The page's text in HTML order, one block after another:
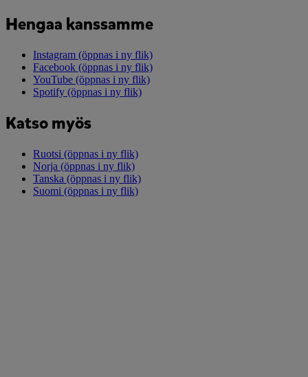
Hengaa kanssamme
Instagram (öppnas i ny flik)
Facebook (öppnas i ny flik)
YouTube (öppnas i ny flik)
Spotify (öppnas i ny flik)
Katso myös
Ruotsi (öppnas i ny flik)
Norja (öppnas i ny flik)
Tanska (öppnas i ny flik)
Suomi (öppnas i ny flik)